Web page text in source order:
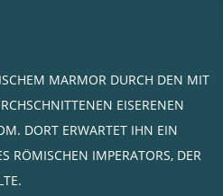
MARMOR DURCH DEN MIT
EISERENEN
DORT ERWARTET IHN EIN
RÖMISCHEN IMPERATORS, DER